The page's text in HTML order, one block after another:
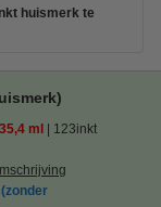
huismerk te
35,4 ml 123inkt